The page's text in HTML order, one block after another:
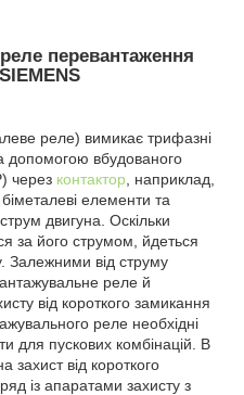
перевантаження
реле) вимикає трифазні
допомогою вбудованого
через контактор , наприклад,
елементи та
двигуна. Оскільки
за його струмом, йдеться
Залежними від струму
реле й
від короткого замикання
реле необхідні
для пускових комбінацій. В
захист від короткого
із апаратами захисту з